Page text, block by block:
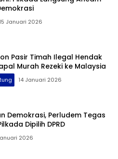
15 Januari 2026
Pasir Timah Ilegal Hendak
Murah Rezeki ke Malaysia
14 Januari 2026
Demokrasi, Perludem Tegas
Dipilih DPRD
2026